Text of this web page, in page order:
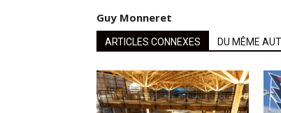
Guy Monneret
ARTICLES CONNEXES DU MÊME